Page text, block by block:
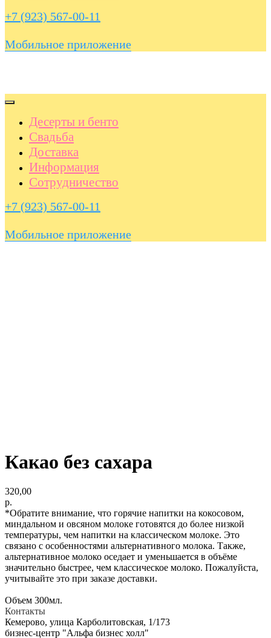
+7 (923) 567-00-11
Мобильное приложение
Десерты и бенто
Свадьба
Доставка
Информация
Сотрудничество
+7 (923) 567-00-11
Мобильное приложение
Какао без сахара
320,00
р.
*Обратите внимание, что горячие напитки на кокосовом,
миндальном и овсяном молоке готовятся до более низкой
температуры, чем напитки на классическом молоке. Это
связано с особенностями альтернативного молока. Также,
альтернативное молоко оседает и уменьшается в объёме
значительно быстрее, чем классическое молоко. Пожалуйста,
учитывайте это при заказе доставки.
Объем 300мл.
Контакты
Кемерово, улица Карболитовская, 1/173
бизнес-центр "Альфа бизнес холл"